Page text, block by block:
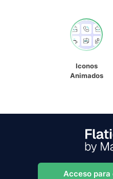
Iconos
Animados
Acceso para